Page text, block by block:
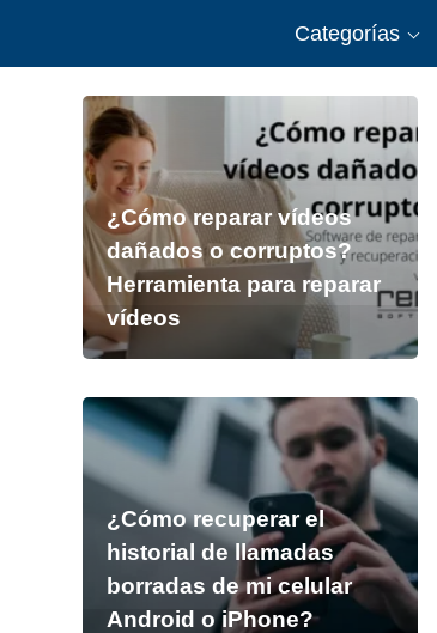
Categorías
¿Cómo reparar vídeos
dañados o corruptos?
Herramienta para reparar
vídeos
¿Cómo recuperar el
historial de llamadas
borradas de mi celular
Android o iPhone?